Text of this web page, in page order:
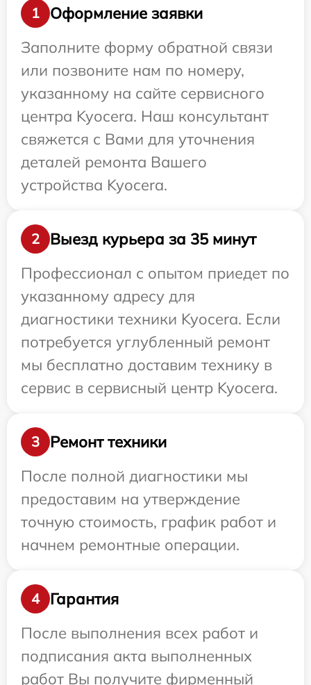
1
Оформление заявки
Заполните форму обратной связи
или позвоните нам по номеру,
указанному на сайте сервисного
центра Kyocera. Наш консультант
свяжется с Вами для уточнения
деталей ремонта Вашего
устройства Kyocera.
2
Выезд курьера за 35 минут
Профессионал с опытом приедет по
указанному адресу для
диагностики техники Kyocera. Если
потребуется углубленный ремонт
мы бесплатно доставим технику в
сервис в сервисный центр Kyocera.
3
Ремонт техники
После полной диагностики мы
предоставим на утверждение
точную стоимость, график работ и
начнем ремонтные операции.
4
Гарантия
После выполнения всех работ и
подписания акта выполненных
работ Вы получите фирменный